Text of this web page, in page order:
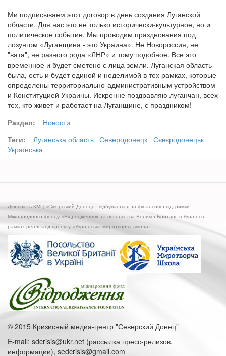
Ми подписываем этот договор в день создания Луганской
области. Для нас это не только исторически-культурное, но и
политическое событие. Мы проводим празднования под
лозунгом «Луганщина - это Украина». Не Новороссия, не
"вата", не разного рода «ЛНР» и тому подобное. Все это
временное и будет сметено с лица земли. Луганская область
была, есть и будет единой и неделимой в тех рамках, которые
определены территориально-административным устройством
и Конституцией Украины. Искренне поздравляю луганчан, всех
тех, кто живет и работает на Луганщине, с праздником!
Раздел:
Новости
Теги:
Луганська область Северодонецк Сєвєродонецьк
Українська
Діяльність КМЦ «Сіверський Донець» відбувається за фінансової підтримки
Міжнародного фонду «Відродження» та посольства Великої Британії в Україні в
рамках реалізації проекту «Українська миротворча школа»
© 2015 Кризисный медиа-центр "Северский Донец"
E-mail: sdcrisis@ukr.net (рассылка пресс-релизов,
информации), sedcrisis@gmail.com